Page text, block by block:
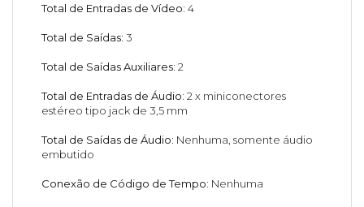
Total de Entradas de Vídeo: 4
Total de Saídas: 3
Total de Saídas Auxiliares: 2
Total de Entradas de Áudio: 2 x miniconectores
estéreo tipo jack de 3,5 mm
Total de Saídas de Áudio: Nenhuma, somente áudio
embutido
Conexão de Código de Tempo: Nenhuma